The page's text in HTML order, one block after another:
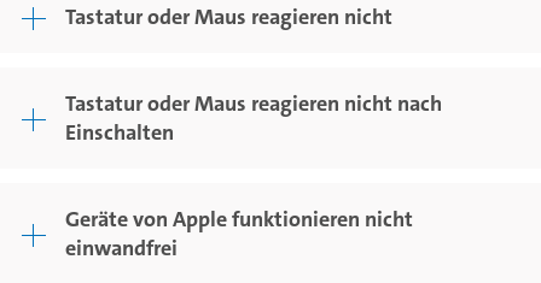
Tastatur oder Maus reagieren nicht
Tastatur oder Maus reagieren nicht nach
Einschalten
Geräte von Apple funktionieren nicht
einwandfrei